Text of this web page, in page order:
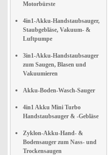
Motorbürste
4in1-Akku-Handstaubsauger,
Staubgebläse, Vakuum- &
Luftpumpe
3in1-Akku-Handstaubsauger
zum Saugen, Blasen und
Vakuumieren
Akku-Boden-Wasch-Sauger
4in1 Akku Mini Turbo
Handstaubsauger & -Gebläse
Zyklon-Akku-Hand- &
Bodensauger zum Nass- und
Trockensaugen